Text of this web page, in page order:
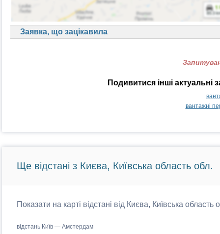
Заявка, що зацікавила
Подивитися інші
вантажні
Ще відстані з Києва, Київська область обл.
Показати на карті відстані від Києва, Київська
відстань Київ — Амстердам